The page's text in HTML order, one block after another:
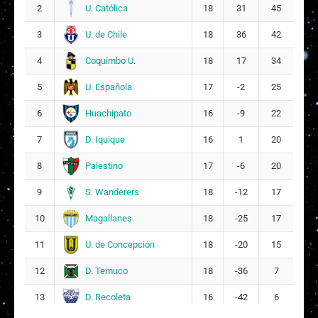
Fernanda Antonia Guerrero Atenas
8
C Constanza Javiera Barraza González
2
E Evelyn Andrea Carlos Gómez
S Stefany Orozco Ruíz
2 U. Católica 18 31 45
3 U. de Chile 18 36 42
4 Coquimbo U. 18 17 34
5 U. Española 17 -2 25
6 Huachipato 16 -9 22
7 D. Iquique 16 1 20
8 Palestino 17 -6 20
9 S. Wanderers 18 -12 17
10 Magallanes 18 -25 17
11 U. de Concepción 18 -20 15
12 D. Temuco 18 -36 7
13 D. Recoleta 16 -42 6